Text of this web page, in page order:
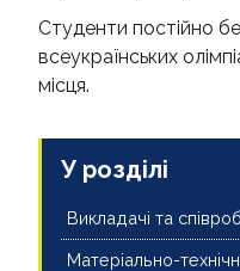
Студенти постійно
всеукраїнських
місця.
У розділі
Викладачі та
Матеріально-